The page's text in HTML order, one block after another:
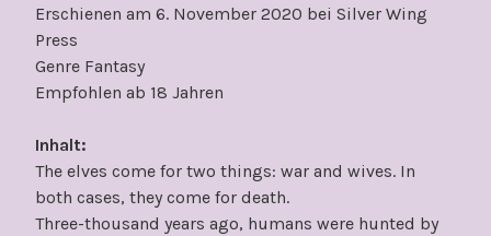
Erschienen am 6. November 2020 bei Silver Wing
Press
Genre Fantasy
Empfohlen ab 18 Jahren
Inhalt:
The elves come for two things: war and wives. In
both cases, they come for death.
Three-thousand years ago, humans were hunted by